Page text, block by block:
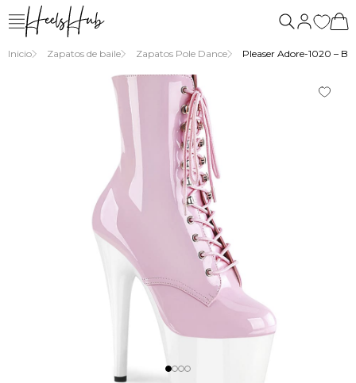
nosotros
Inicio Zapatos de baile Zapatos Pole Dance Pleaser Adore-1020 –